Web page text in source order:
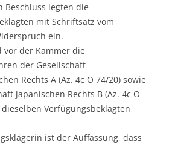
Beschluss legten die
mit Schriftsatz vom
ein.
vor der Kammer die
der Gesellschaft
Rechts A (Az. 4c O 74/20) sowie
japanischen Rechts B (Az. 4c O
dieselben Verfügungsbeklagten
ist der Auffassung, dass